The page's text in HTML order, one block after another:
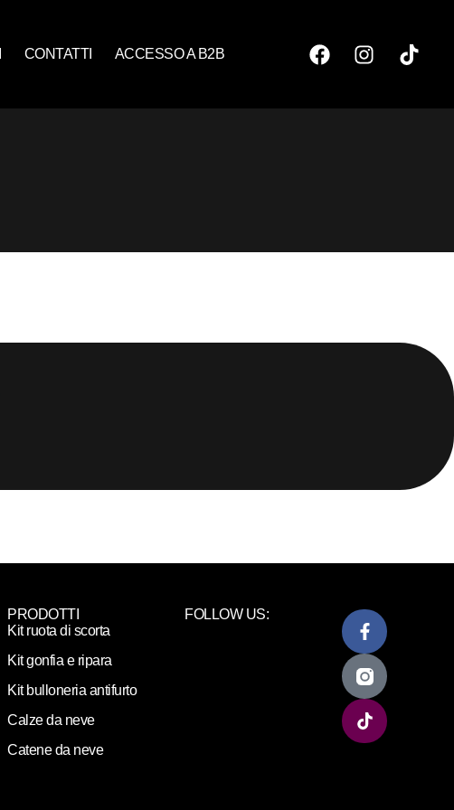
CONTATTI ACCESSO A B2B
PRODOTTI
Kit ruota di scorta
Kit gonfia e ripara
Kit bulloneria antifurto
Calze da neve
Catene da neve
FOLLOW US: